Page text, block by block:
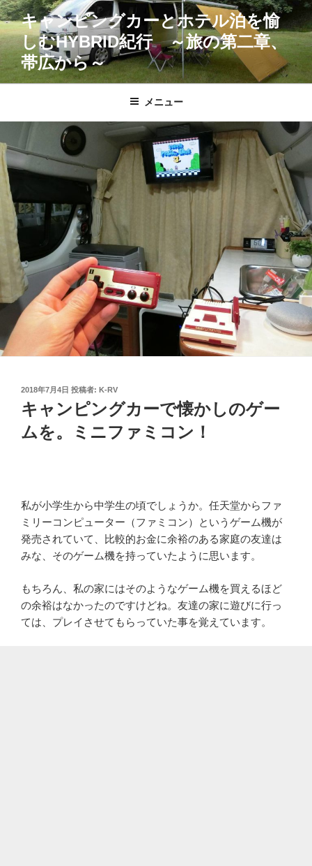
コ
ン
テ
キ
ッ
プ
キャンピングカーとホテル泊を愉
しむHYBRID紀行 ～旅の第二章、
帯広から～
メニュー
投
稿
日:
2018年7月4日 投稿者: K-RV
キャンピングカーで懐かしのゲー
ムを。ミニファミコン！
私が小学生から中学生の頃でしょうか。任天堂からファ
ミリーコンピューター（ファミコン）というゲーム機が
発売されていて、比較的お金に余裕のある家庭の友達は
みな、そのゲーム機を持っていたように思います。
もちろん、私の家にはそのようなゲーム機を買えるほど
の余裕はなかったのですけどね。友達の家に遊びに行っ
ては、プレイさせてもらっていた事を覚えています。